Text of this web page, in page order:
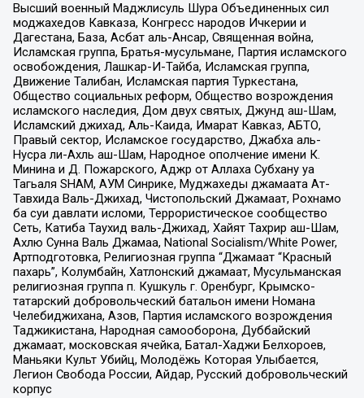
Высший военный Маджлисуль Шура Объединенных сил
моджахедов Кавказа, Конгресс народов Ичкерии и
Дагестана, База, Асбат аль-Ансар, Священная война,
Исламская группа, Братья-мусульмане, Партия исламского
освобождения, Лашкар-И-Тайба, Исламская группа,
Движение Талибан, Исламская партия Туркестана,
Общество социальных реформ, Общество возрождения
исламского наследия, Дом двух святых, Джунд аш-Шам,
Исламский джихад, Аль-Каида, Имарат Кавказ, АБТО,
Правый сектор, Исламское государство, Джабха аль-
Нусра ли-Ахль аш-Шам, Народное ополчение имени К.
Минина и Д. Пожарского, Аджр от Аллаха Субхану уа
Тагьаля SHAM, АУМ Синрике, Муджахеды джамаата Ат-
Тавхида Валь-Джихад, Чистопольский Джамаат, Рохнамо
ба суи давлати исломи, Террористическое сообщество
Сеть, Катиба Таухид валь-Джихад, Хайят Тахрир аш-Шам,
Ахлю Сунна Валь Джамаа, National Socialism/White Power,
Артподготовка, Религиозная группа “Джамаат “Красный
пахарь”, Колумбайн, Хатлонский джамаат, Мусульманская
религиозная группа п. Кушкуль г. Оренбург, Крымско-
татарский добровольческий батальон имени Номана
Челебиджихана, Азов, Партия исламского возрождения
Таджикистана, Народная самооборона, Дуббайский
джамаат, московская ячейка, Батал-Хаджи Белхороев,
Маньяки Культ Убийц, Молодёжь Которая Улыбается,
Легион Свобода России, Айдар, Русский добровольческий
корпус